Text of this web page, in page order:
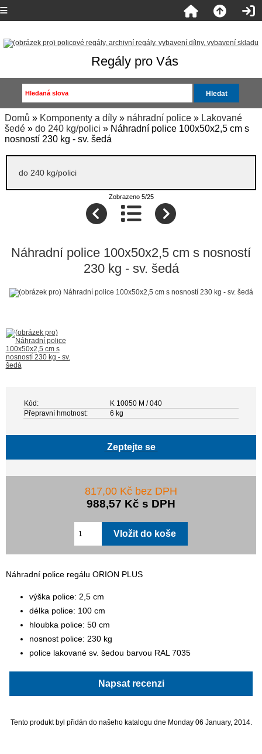
Regály pro Vás
Domů » Komponenty a díly » náhradní police » Lakované
šedé » do 240 kg/polici » Náhradní police 100x50x2,5 cm s
nosností 230 kg - sv. šedá
do 240 kg/polici
Zobrazeno 5/25
Náhradní police 100x50x2,5 cm s nosností
230 kg - sv. šedá
Kód:
K 10050 M / 040
Přepravní hmotnost:
6 kg
Zeptejte se
817,00 Kč bez DPH
988,57 Kč s DPH
Náhradní police regálu ORION PLUS
výška police: 2,5 cm
délka police: 100 cm
hloubka police: 50 cm
nosnost police: 230 kg
police lakované sv. šedou barvou RAL 7035
Napsat recenzi
Tento produkt byl přidán do našeho katalogu dne Monday 06 January, 2014.